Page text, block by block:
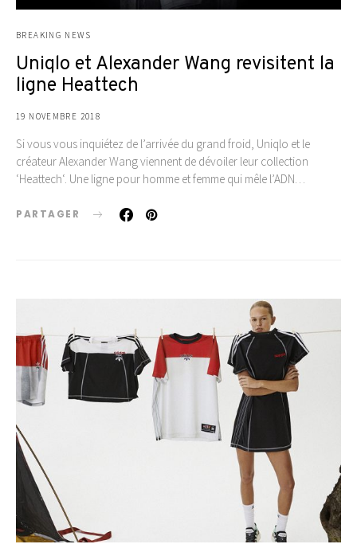
BREAKING NEWS
Uniqlo et Alexander Wang revisitent la
ligne Heattech
19 NOVEMBRE 2018
Si vous vous inquiétez de l’arrivée du grand froid, Uniqlo et le
créateur Alexander Wang viennent de dévoiler leur collection
‘Heattech‘. Une ligne pour homme et femme qui mêle l’ADN…
PARTAGER